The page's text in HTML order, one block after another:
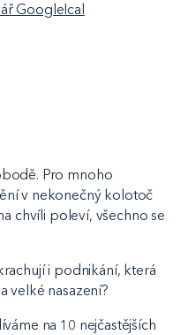
GoogleIcal
Pro mnoho
v nekonečný kolotoč
chvíli poleví, všechno se
i podnikání, která
velké nasazení?
na 10 nejčastějších